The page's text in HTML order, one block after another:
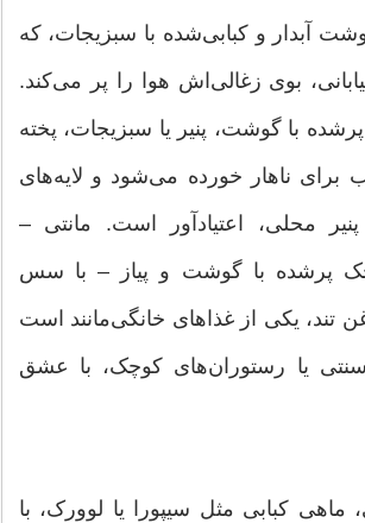
آبدار و کبابی‌شده با سبزیجات، که
بوی زغالی‌اش هوا را پر می‌کند.
با گوشت، پنیر یا سبزیجات، پخته
برای ناهار خورده می‌شود و لایه‌های
محلی، اعتیادآور است. مانتی –
پرشده با گوشت و پیاز – با سس
یکی از غذاهای خانگی‌مانند است
یا رستوران‌های کوچک، با عشق
ماهی کبابی مثل سیپورا یا لوورک، با